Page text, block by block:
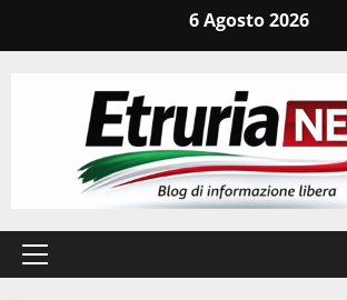
6 Agosto 2026
Menu